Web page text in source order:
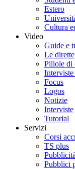
Estero
Cultura
Video
Guide e
Le dirette
Pillole di
Interviste
Focus
Logos
Notizie
Interviste
Tutorial
Servizi
Corsi
TS plus
Pubblicità
Pubblici